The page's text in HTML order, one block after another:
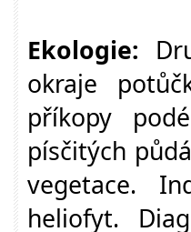
Ekologie:
okraje
příkopy
písčitých
vegetace.
heliofyt.